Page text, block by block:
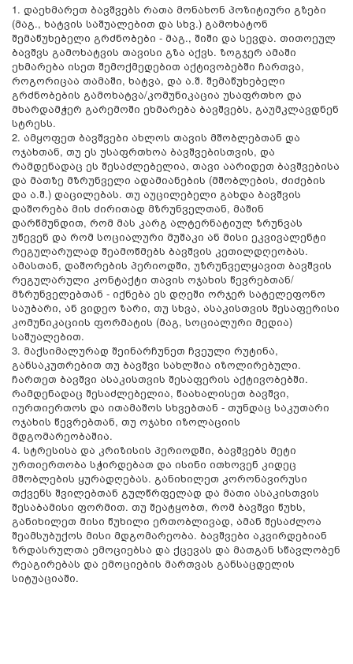
1. დაეხმარეთ ბავშვებს რათა მონახონ პოზიტიური გზები
(მაგ., ხატვის საშუალებით და სხვ.) გამოხატონ
შემაწუხებელი გრძნობები - მაგ., შიში და სევდა. თითოეულ
ბავშვს გამოხატვის თავისი გზა აქვს. ზოგჯერ ამაში
ეხმარება ისეთ შემოქმედებით აქტივობებში ჩართვა,
როგორიცაა თამაში, ხატვა, და ა.შ. შემაწუხებელი
გრძნობების გამოხატვა/კომუნიკაცია უსაფრთხო და
მხარდამჭერ გარემოში ეხმარება ბავშვებს, გაუმკლავდნენ
სტრესს.
2. ამყოფეთ ბავშვები ახლოს თავის მშობლებთან და
ოჯახთან, თუ ეს უსაფრთხოა ბავშვებისთვის, და
რამდენადაც ეს შესაძლებელია, თავი აარიდეთ ბავშვებისა
და მათზე მზრუნველი ადამიანების (მშობლების, ძიძების
და ა.შ.) დაცილებას. თუ აუცილებელი გახდა ბავშვის
დაშორება მის ძირითად მზრუნველთან, მაშინ
დარწმუნდით, რომ მას კარგ ალტერნატიულ ზრუნვას
უწევენ და რომ სოციალური მუშაკი ან მისი ეკვივალენტი
რეგულარულად შეამოწმებს ბავშვის კეთილდღეობას.
ამასთან, დაშორების პერიოდში, უზრუნველყავით ბავშვის
რეგულარული კონტაქტი თავის ოჯახის წევრებთან/
მზრუნველებთან - იქნება ეს დღეში ორჯერ სატელეფონო
საუბარი, ან ვიდეო ზარი, თუ სხვა, ასაკისთვის შესაფერისი
კომუნიკაციის ფორმატის (მაგ, სოციალური მედია)
საშუალებით.
3. მაქსიმალურად შეინარჩუნეთ ჩვეული რუტინა,
განსაკუთრებით თუ ბავშვი სახლშია იზოლირებული.
ჩართეთ ბავშვი ასაკისთვის შესაფერის აქტივობებში.
რამდენადაც შესაძლებელია, წაახალისეთ ბავშვი,
იურთიერთოს და ითამაშოს სხვებთან - თუნდაც საკუთარი
ოჯახის წევრებთან, თუ ოჯახი იზოლაციის
მდგომარეობაშია.
4. სტრესისა და კრიზისის პერიოდში, ბავშვებს მეტი
ურთიერთობა სჭირდებათ და ისინი ითხოვენ კიდეც
მშობლების ყურადღებას. განიხილეთ კორონავირუსი
თქვენს შვილებთან გულწრფელად და მათი ასაკისთვის
შესაბამისი ფორმით. თუ შეატყობთ, რომ ბავშვი წუხს,
განიხილეთ მისი წუხილი ერთობლივად, ამან შესაძლოა
შეამსუბუქოს მისი მდგომარეობა. ბავშვები აკვირდებიან
ზრდასრულთა ემოციებსა და ქცევას და მათგან სწავლობენ
რეაგირებას და ემოციების მართვას განსაცდელის
სიტუაციაში.